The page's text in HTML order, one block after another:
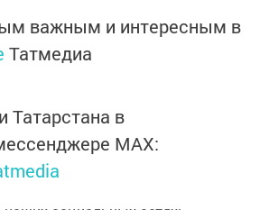
важным и интересным в
Татмедиа
Татарстана в
MАХ: